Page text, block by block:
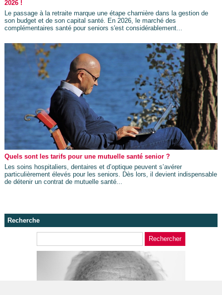
2026 !
Le passage à la retraite marque une étape charnière dans la gestion de
son budget et de son capital santé. En 2026, le marché des
complémentaires santé pour seniors s'est considérablement...
Quels sont les tarifs pour une mutuelle santé senior ?
Les soins hospitaliers, dentaires et d’optique peuvent s’avérer
particulièrement élevés pour les seniors. Dès lors, il devient indispensable
de détenir un contrat de mutuelle santé...
Recherche